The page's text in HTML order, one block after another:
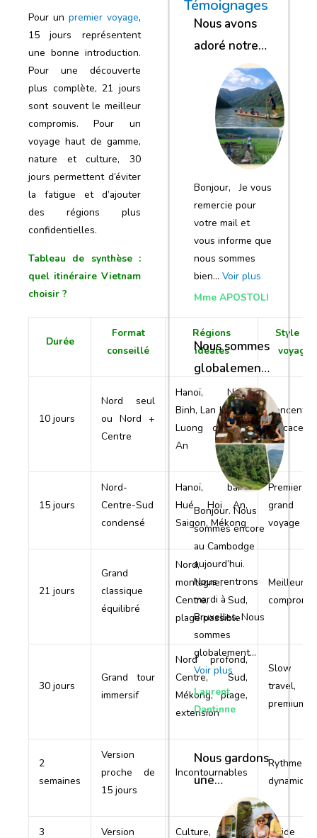
Pour un premier voyage,
15 jours représentent
une bonne introduction.
Pour une découverte
plus complète, 21 jours
sont souvent le meilleur
compromis. Pour un
voyage haut de gamme,
nature et culture, 30
jours permettent d’éviter
la fatigue et d’ajouter
des régions plus
confidentielles.
Tableau de synthèse :
quel itinéraire Vietnam
choisir ?
Durée
Format
conseillé
Régions
idéales
Style de
voyage
10 jours
Nord seul
ou Nord +
Centre
Hanoï, Ninh
Binh, Lan Ha, Pu
Luong ou Hoi
An
Concentré,
efficace
15 jours
Nord-
Centre-Sud
condensé
Hanoï, baie,
Hué, Hoi An,
Saigon, Mékong
Premier
grand
voyage
21 jours
Grand
classique
équilibré
Nord,
montagne,
Centre, Sud,
plage possible
Meilleur
compromis
30 jours
Grand tour
immersif
Nord profond,
Centre, Sud,
Mékong, plage,
extension
Slow
travel,
premium
2
semaines
Version
proche de
15 jours
Incontournables
Rythme
dynamique
3 Version Culture, nature, Fluide
Témoignages
Nous avons
adoré notre
Bonjour, Je vous
remercie pour
votre mail et
vous informe que
nous sommes
bien… Voir plus
Mme APOSTOLI
Nous sommes
globalement
satisfaits du
voyage
Bonjour. Nous
sommes encore
au Cambodge
aujourd’hui.
Nous rentrons
mardi à
Bruxelles. Nous
sommes
globalement…
Voir plus
Laurent
Dantinne
Nous gardons
une
excellente
impression de